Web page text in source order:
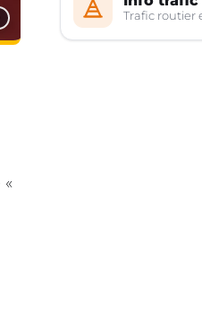
Trafic routier